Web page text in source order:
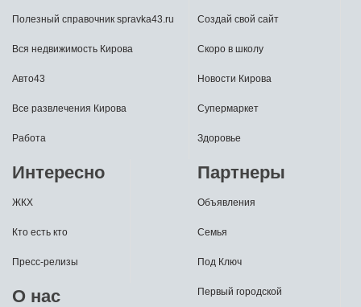
Полезный справочник spravka43.ru
Вся недвижимость Кирова
Авто43
Все развлечения Кирова
Работа
Создай свой сайт
Скоро в школу
Новости Кирова
Супермаркет
Здоровье
Интересно
ЖКХ
Кто есть кто
Пресс-релизы
О нас
Партнеры
Объявления
Семья
Под Ключ
Первый городской